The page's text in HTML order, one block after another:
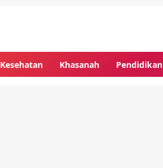
Kesehatan Khasanah Pendidikan